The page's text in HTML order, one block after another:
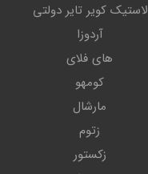
لاستیک کویر تایر دولتی
آردوزا
های فلای
کومهو
مارشال
زتوم
زکستور